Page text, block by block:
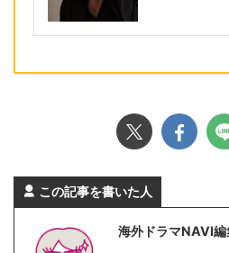
この記事を書いた人
海外ドラマNAVI編